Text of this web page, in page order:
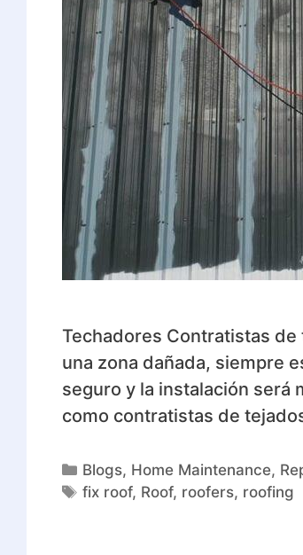
Techadores Contratistas
una zona dañada, siempre
seguro y la instalación será
como contratistas de
Blogs, Home Maintenance,
fix roof, Roof, roofers, roofing